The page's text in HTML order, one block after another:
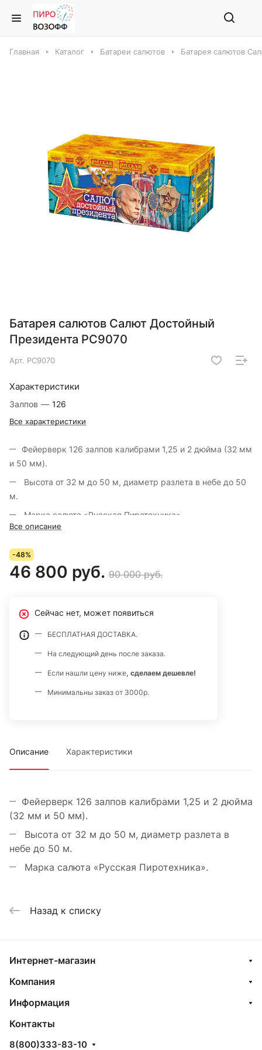
Главная Каталог Батареи салютов Батарея салютов
Батарея салютов Салют Достойный
Президента РС9070
Арт. РС9070
Характеристики
Залпов — 126
Все характеристики
Фейерверк 126 залпов калибрами 1,25 и 2 дюйма (32 мм
и 50 мм).
м.
Марка салюта «Русская Пиротехника».
Все описание
-48%
46 800 руб. 90 000 руб.
Сейчас нет, может появиться
БЕСПЛАТНАЯ ДОСТАВКА.
На следующий день после заказа.
Если нашли цену ниже, сделаем дешевле!
Минимальны заказ от 3000р.
Описание Характеристики
Фейерверк 126 залпов калибрами 1,25 и 2 дюйма
(32 мм и 50 мм).
Высота от 32 м до 50 м, диаметр разлета в
небе до 50 м.
Марка салюта «Русская Пиротехника».
Назад к списку
Интернет-магазин
Компания
Информация
Контакты
8(800)333-83-10